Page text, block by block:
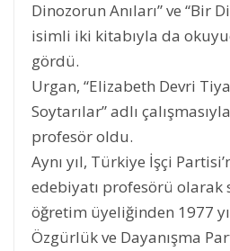
Dinozorun Anıları” ve “Bir
isimli iki kitabıyla da
gördü.
Urgan, “Elizabeth Devri
Soytarılar” adlı
profesör oldu.
Aynı yıl, Türkiye İşçi
edebiyatı profesörü
öğretim üyeliğinden 1977
Özgürlük ve Dayanışma